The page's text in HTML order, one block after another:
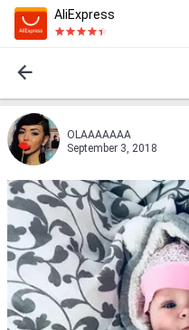
AliExpress
OLAAAAAAA
September 3, 2018